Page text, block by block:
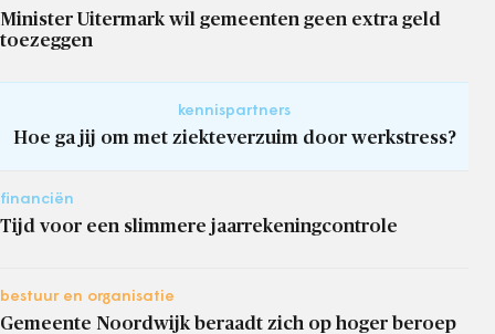
Minister Uitermark wil gemeenten geen extra geld
toezeggen
kennispartners
Hoe ga jij om met ziekteverzuim door werkstress?
financiën
Tijd voor een slimmere jaarrekeningcontrole
bestuur en organisatie
Gemeente Noordwijk beraadt zich op hoger beroep